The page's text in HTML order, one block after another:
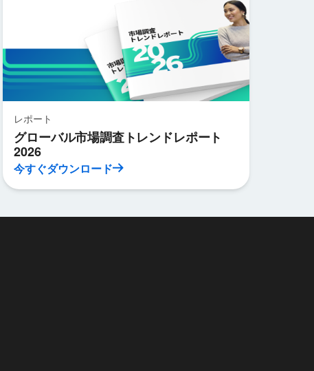
レポート
グローバル市場調査トレンドレポート
2026
今すぐダウンロード